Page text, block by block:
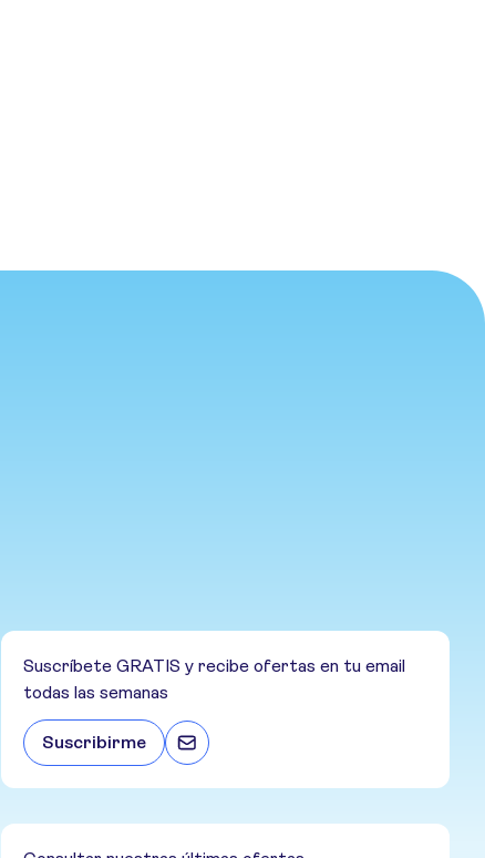
Suscríbete GRATIS y recibe ofertas en tu email
todas las semanas
Suscribirme